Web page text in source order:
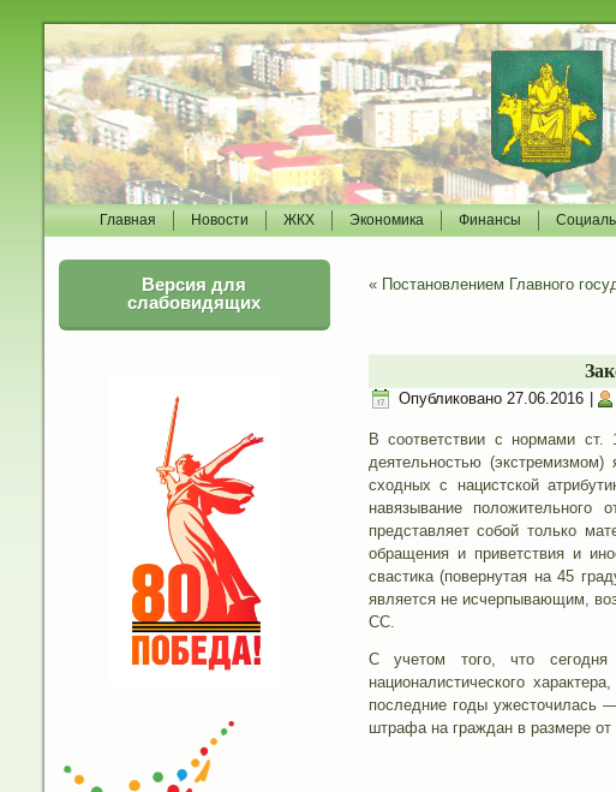
Главная Новости ЖКХ Экономика Финансы
Версия для
слабовидящих
« Постановлением Главного
Опубликовано 27.06.2016
В соответствии с нормами ст.
деятельностью (экстремизмом)
сходных с нацистской
навязывание
представляет собой только
обращения и приветствия и
свастика (повернутая на 45
является не исчерпывающим,
СС.
С учетом того, что сегодня
националистического
последние годы ужесточилась
штрафа на граждан в размере